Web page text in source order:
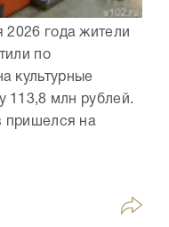
2026 года жители
по
культурные
113,8 млн рублей.
пришелся на